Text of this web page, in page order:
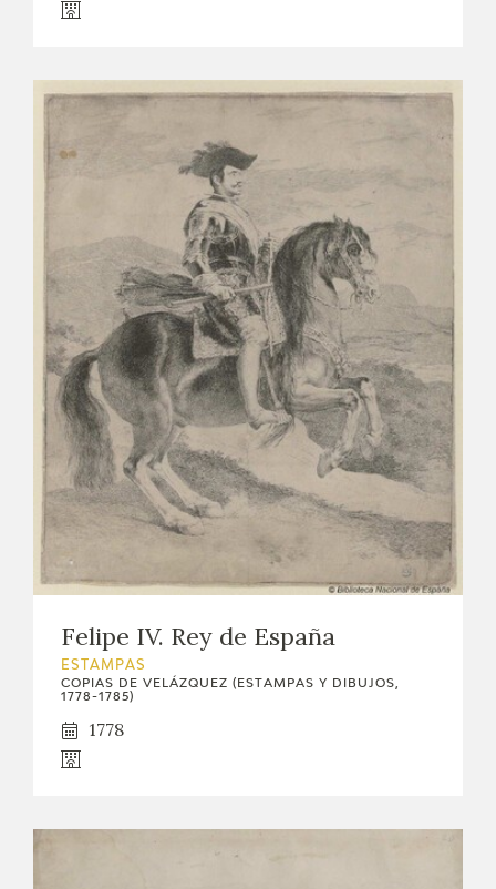
Felipe IV. Rey de España
ESTAMPAS
COPIAS DE VELÁZQUEZ (ESTAMPAS Y DIBUJOS,
1778-1785)
1778